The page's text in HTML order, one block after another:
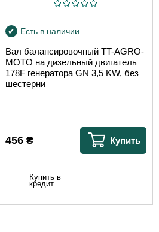
Есть в наличии
Вал балансировочный TT-AGRO-
MOTO на дизельный двигатель
178F генератора GN 3,5 KW, без
шестерни
456₴ Купить
Купить в
кредит